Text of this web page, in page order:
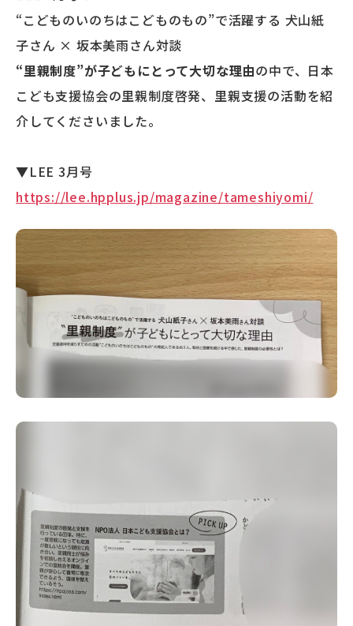
“こどものいのちはこどものもの”で活躍する 犬山紙
子さん × 坂本美雨さん対談
“里親制度”が子どもにとって大切な理由の中で、日本
こども支援協会の里親制度啓発、里親支援の活動を紹
介してくださいました。
▼LEE 3月号
https://lee.hpplus.jp/magazine/tameshiyomi/